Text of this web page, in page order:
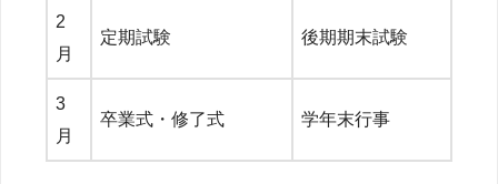
2
月
定期試験 後期期末試験
3
月
卒業式・修了式 学年末行事